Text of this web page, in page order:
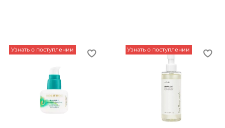
Узнать о поступлении Узнать о поступлении